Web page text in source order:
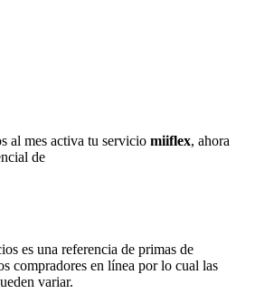
al mes activa tu servicio miiflex, ahora
de
es una referencia de primas de
compradores en línea por lo cual las
variar.